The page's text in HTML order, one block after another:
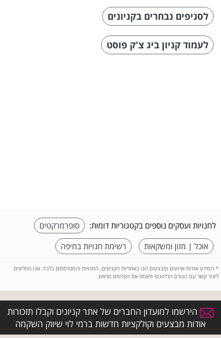
לסניפים נבחרים בקניונים
לעמוד קניון ביג צ'ק פוסט
לחנויות ועסקים נוספים בקטגוריות דומות:
סופרמרקטים
אוכל | מזון ומשקאות
רשימת חנויות בחיפה
* המידע אודות ארועים ומבצעים הנו באחריות הקניונים, החנויות והמפרסמים בלבד. אנו ממליצים
ליצור קשר עם הגורם הרלוונטי ולאמת את הפרטים מראש.
הירשמו למועדון החברים של אתר קניונים וקבלו תזכורות
אודות מבצעים וקולקציות חדשות ברמי לוי שיווק השקמה